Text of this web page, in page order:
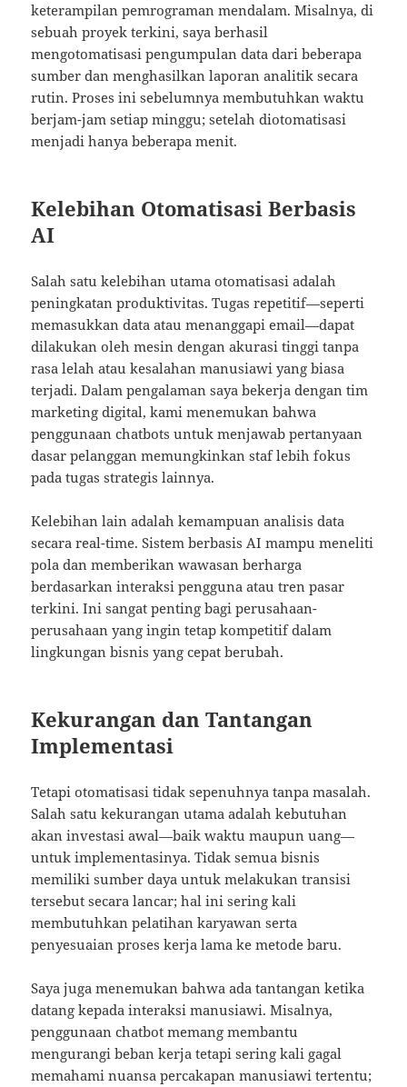
keterampilan pemrograman mendalam. Misalnya, di
sebuah proyek terkini, saya berhasil
mengotomatisasi pengumpulan data dari beberapa
sumber dan menghasilkan laporan analitik secara
rutin. Proses ini sebelumnya membutuhkan waktu
berjam-jam setiap minggu; setelah diotomatisasi
menjadi hanya beberapa menit.
Kelebihan Otomatisasi Berbasis
AI
Salah satu kelebihan utama otomatisasi adalah
peningkatan produktivitas. Tugas repetitif—seperti
memasukkan data atau menanggapi email—dapat
dilakukan oleh mesin dengan akurasi tinggi tanpa
rasa lelah atau kesalahan manusiawi yang biasa
terjadi. Dalam pengalaman saya bekerja dengan tim
marketing digital, kami menemukan bahwa
penggunaan chatbots untuk menjawab pertanyaan
dasar pelanggan memungkinkan staf lebih fokus
pada tugas strategis lainnya.
Kelebihan lain adalah kemampuan analisis data
secara real-time. Sistem berbasis AI mampu meneliti
pola dan memberikan wawasan berharga
berdasarkan interaksi pengguna atau tren pasar
terkini. Ini sangat penting bagi perusahaan-
perusahaan yang ingin tetap kompetitif dalam
lingkungan bisnis yang cepat berubah.
Kekurangan dan Tantangan
Implementasi
Tetapi otomatisasi tidak sepenuhnya tanpa masalah.
Salah satu kekurangan utama adalah kebutuhan
akan investasi awal—baik waktu maupun uang—
untuk implementasinya. Tidak semua bisnis
memiliki sumber daya untuk melakukan transisi
tersebut secara lancar; hal ini sering kali
membutuhkan pelatihan karyawan serta
penyesuaian proses kerja lama ke metode baru.
Saya juga menemukan bahwa ada tantangan ketika
datang kepada interaksi manusiawi. Misalnya,
penggunaan chatbot memang membantu
mengurangi beban kerja tetapi sering kali gagal
memahami nuansa percakapan manusiawi tertentu;